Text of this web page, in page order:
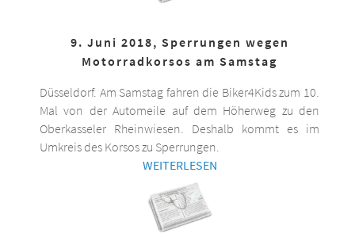
9. Juni 2018, Sperrungen wegen
Motorradkorsos am Samstag
Düsseldorf. Am Samstag fahren die Biker4Kids zum 10.
Mal von der Automeile auf dem Höherweg zu den
Oberkasseler Rheinwiesen. Deshalb kommt es im
Umkreis des Korsos zu Sperrungen.
WEITERLESEN